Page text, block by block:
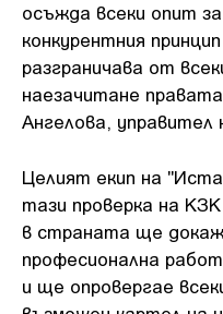
осъжда всеки опит
конкурентния
разграничава от
наезачитане
Ангелова, управител
Целият екип на
тази проверка на
в страната ще
професионална
и ще опровергае